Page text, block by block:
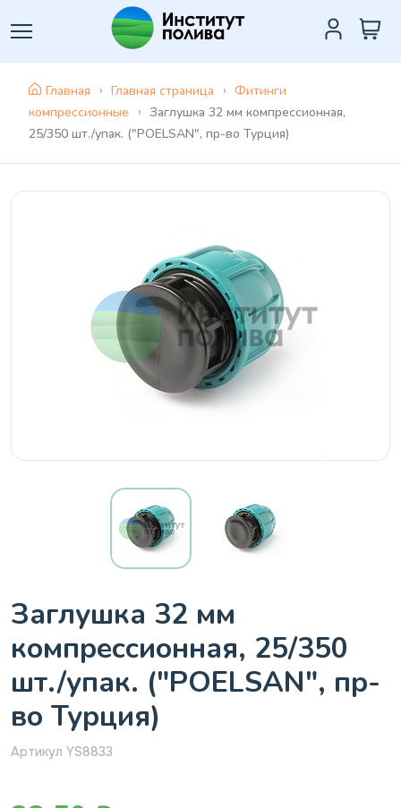
Главная Главная страница
Фитинги
компрессионные
Заглушка 32 мм компрессионная,
25/350 шт./упак. ("POELSAN", пр-во Турция)
Заглушка 32 мм
компрессионная, 25/350
шт./упак. ("POELSAN", пр-
во Турция)
Артикул YS8833